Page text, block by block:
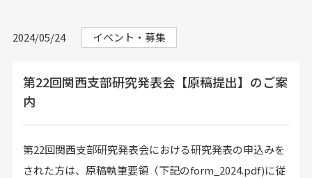
2024/05/24 イベント・募集
第22回関西支部研究発表会【原稿提出】のご案
内
第22回関西支部研究発表会における研究発表の申込みを
された方は、原稿執筆要領（下記のform_2024.pdf)に従